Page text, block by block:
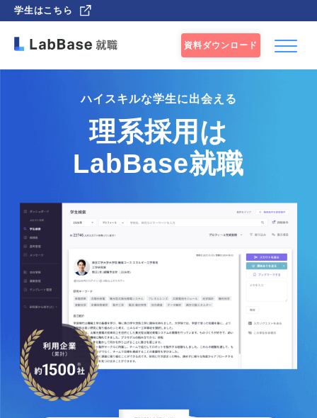
学生はこちら
資料ダウンロード
ハイスキルな学生に出会える
理系採用は
LabBase就職